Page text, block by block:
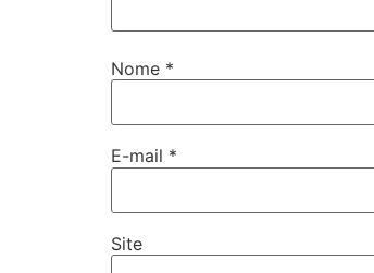
Nome *
E-mail *
Site